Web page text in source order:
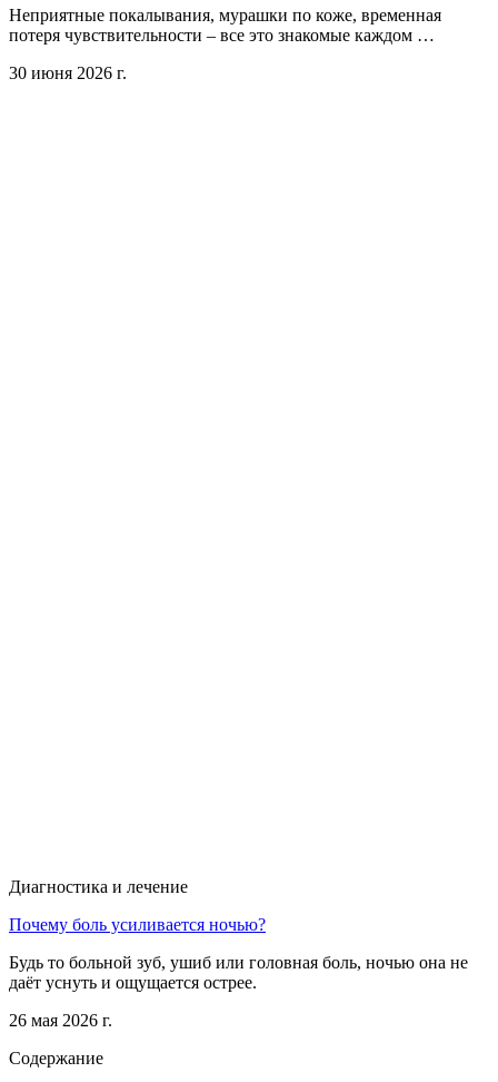
Неприятные покалывания, мурашки по коже, временная
потеря чувствительности – все это знакомые каждом …
30 июня 2026 г.
Диагностика и лечение
Почему боль усиливается ночью?
Будь то больной зуб, ушиб или головная боль, ночью она не
даёт уснуть и ощущается острее.
26 мая 2026 г.
Содержание